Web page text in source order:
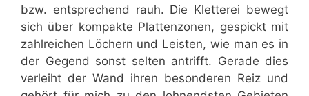
bzw. entsprechend rauh. Die Kletterei bewegt
sich über kompakte Plattenzonen, gespickt mit
zahlreichen Löchern und Leisten, wie man es in
der Gegend sonst selten antrifft. Gerade dies
verleiht der Wand ihren besonderen Reiz und